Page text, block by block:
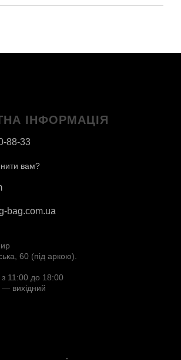
ІНФОРМАЦІЯ
88-33
вам?
bag.com.ua
60 (під аркою).
11:00 до 18:00
вихідний